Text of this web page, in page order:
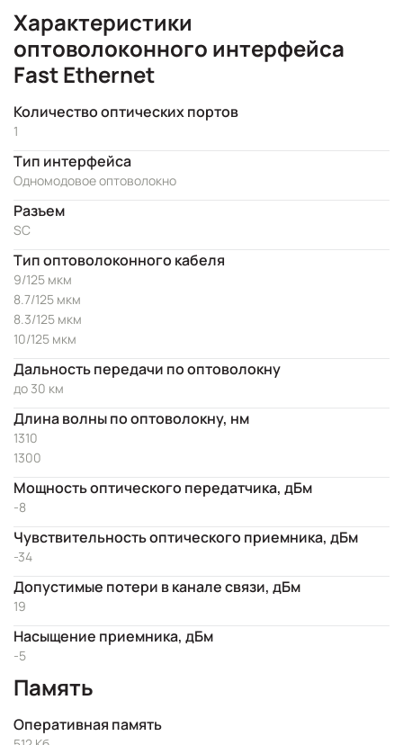
Характеристики
оптоволоконного интерфейса
Fast Ethernet
Количество оптических портов
1
Тип интерфейса
Одномодовое оптоволокно
Разъем
SC
Тип оптоволоконного кабеля
9/125 мкм
8.7/125 мкм
8.3/125 мкм
10/125 мкм
Дальность передачи по оптоволокну
до 30 км
Длина волны по оптоволокну, нм
1310
1300
Мощность оптического передатчика, дБм
-8
Чувствительность оптического приемника, дБм
-34
Допустимые потери в канале связи, дБм
19
Насыщение приемника, дБм
-5
Память
Оперативная память